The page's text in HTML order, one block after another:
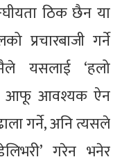
ठिक छैन या
प्रचारबाजी गर्ने
यसलाई ‘हलो
आफू आवश्यक ऐन
गर्ने, अनि त्यसले
गरेन भनेर